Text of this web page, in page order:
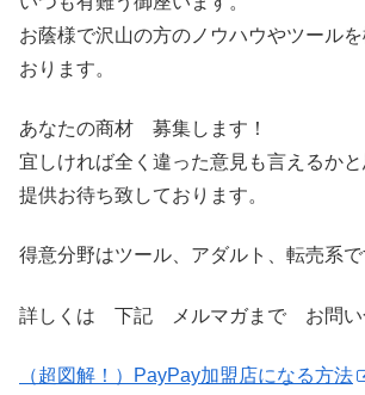
お蔭様で沢山の方のノウハウやツール
おります。
あなたの商材 募集します！
宜しければ全く違った意見も言えるか
提供お待ち致しております。
得意分野はツール、アダルト、転売系で
詳しくは 下記 メルマガまで お問い
（超図解！）PayPay加盟店になる方法